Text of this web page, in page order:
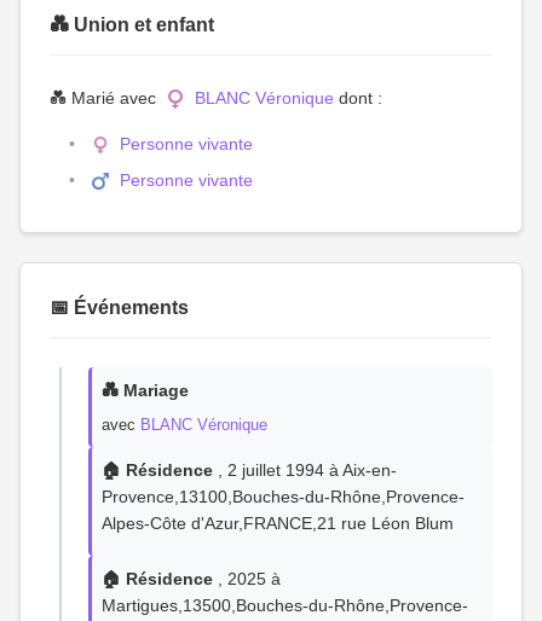
💑 Union et enfant
💑 Marié avec BLANC Véronique dont :
Personne vivante
Personne vivante
📅 Événements
💑 Mariage
avec BLANC Véronique
🏠 Résidence , 2 juillet 1994 à Aix-en-
Provence,13100,Bouches-du-Rhône,Provence-
Alpes-Côte d'Azur,FRANCE,21 rue Léon Blum
🏠 Résidence , 2025 à
Martigues,13500,Bouches-du-Rhône,Provence-